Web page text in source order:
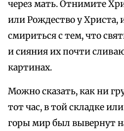
через мать. Отнимите
или Рождество у Христа,
смириться с тем, что
и сияния их почти
картинах.
Можно сказать, как ни
тот час, в той складке
горы мир был вывернут